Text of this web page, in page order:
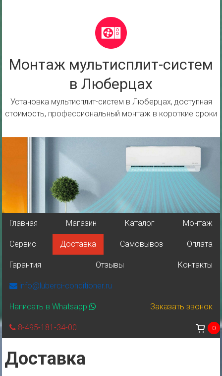
Монтаж мультисплит-систем
в Люберцах
Установка мультисплит-систем в Люберцах, доступная
стоимость, профессиональный монтаж в короткие сроки
Главная Магазин Каталог Монтаж
Сервис Доставка Самовывоз Оплата
Гарантия Отзывы Контакты
info@luberci-conditioner.ru
Написать в Whatsapp Заказать звонок
8-495-181-34-00 0
Доставка